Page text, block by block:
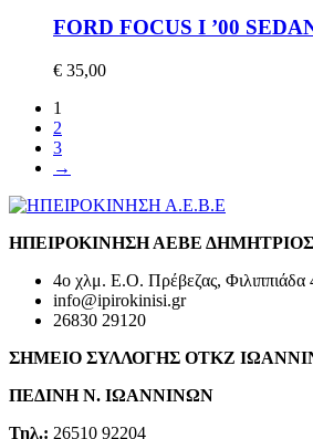
FORD FOCUS I ’00
€ 35,00
1
2
3
→
ΗΠΕΙΡΟΚΙΝΗΣΗ ΑΕΒΕ
4ο χλμ. Ε.Ο. Πρέβεζας, Φιλιππιάδα
info@ipirokinisi.gr
26830 29120
ΣΗΜΕΙΟ ΣΥΛΛΟΓΗΣ ΟΤΚΖ
ΠΕΔΙΝΗ Ν. ΙΩΑΝΝΙΝΩΝ
Τηλ.: 26510 92204